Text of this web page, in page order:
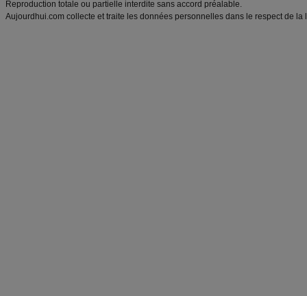
Reproduction totale ou partielle interdite sans accord préalable.
Aujourdhui.com collecte et traite les données personnelles dans le respect de